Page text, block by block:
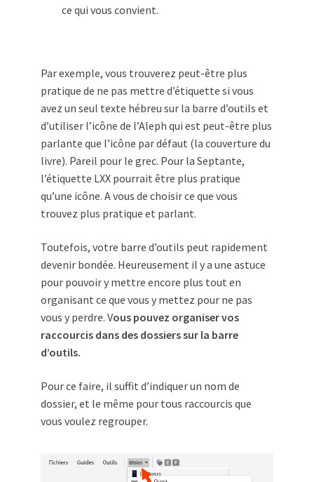
ce qui vous convient.
Par exemple, vous trouverez peut-être plus
pratique de ne pas mettre d’étiquette si vous
avez un seul texte hébreu sur la barre d’outils et
d’utiliser l’icône de l’Aleph qui est peut-être plus
parlante que l’icône par défaut (la couverture du
livre). Pareil pour le grec. Pour la Septante,
l’étiquette LXX pourrait être plus pratique
qu’une icône. A vous de choisir ce que vous
trouvez plus pratique et parlant.
Toutefois, votre barre d’outils peut rapidement
devenir bondée. Heureusement il y a une astuce
pour pouvoir y mettre encore plus tout en
organisant ce que vous y mettez pour ne pas
vous y perdre. Vous pouvez organiser vos
raccourcis dans des dossiers sur la barre
d’outils.
Pour ce faire, il suffit d’indiquer un nom de
dossier, et le même pour tous raccourcis que
vous voulez regrouper.